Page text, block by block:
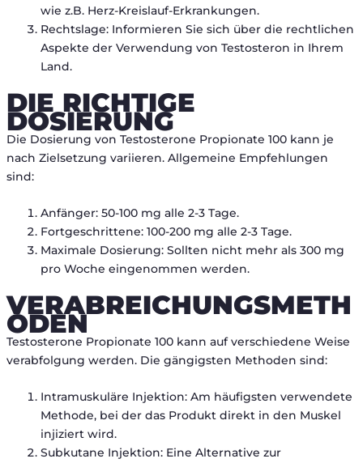
wie z.B. Herz-Kreislauf-Erkrankungen.
Rechtslage: Informieren Sie sich über die rechtlichen
Aspekte der Verwendung von Testosteron in Ihrem
Land.
DIE RICHTIGE
DOSIERUNG
Die Dosierung von Testosterone Propionate 100 kann je
nach Zielsetzung variieren. Allgemeine Empfehlungen
sind:
Anfänger: 50-100 mg alle 2-3 Tage.
Fortgeschrittene: 100-200 mg alle 2-3 Tage.
Maximale Dosierung: Sollten nicht mehr als 300 mg
pro Woche eingenommen werden.
VERABREICHUNGSMETH
ODEN
Testosterone Propionate 100 kann auf verschiedene Weise
verabfolgung werden. Die gängigsten Methoden sind:
Intramuskuläre Injektion: Am häufigsten verwendete
Methode, bei der das Produkt direkt in den Muskel
injiziert wird.
Subkutane Injektion: Eine Alternative zur